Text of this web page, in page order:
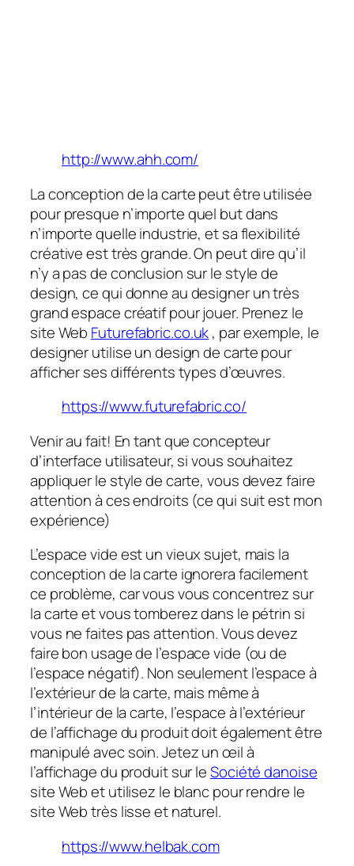
http://www.ahh.com/
La conception de la carte peut être utilisée
pour presque n’importe quel but dans
n’importe quelle industrie, et sa flexibilité
créative est très grande. On peut dire qu’il
n’y a pas de conclusion sur le style de
design, ce qui donne au designer un très
grand espace créatif pour jouer. Prenez le
site Web Futurefabric.co.uk, par exemple, le
designer utilise un design de carte pour
afficher ses différents types d’œuvres.
https://www.futurefabric.co/
Venir au fait! En tant que concepteur
d’interface utilisateur, si vous souhaitez
appliquer le style de carte, vous devez faire
attention à ces endroits (ce qui suit est mon
expérience)
L’espace vide est un vieux sujet, mais la
conception de la carte ignorera facilement
ce problème, car vous vous concentrez sur
la carte et vous tomberez dans le pétrin si
vous ne faites pas attention. Vous devez
faire bon usage de l’espace vide (ou de
l’espace négatif). Non seulement l’espace à
l’extérieur de la carte, mais même à
l’intérieur de la carte, l’espace à l’extérieur
de l’affichage du produit doit également être
manipulé avec soin. Jetez un œil à
l’affichage du produit sur leSociété danoise
site Web et utilisez le blanc pour rendre le
site Web très lisse et naturel.
https://www.helbak.com